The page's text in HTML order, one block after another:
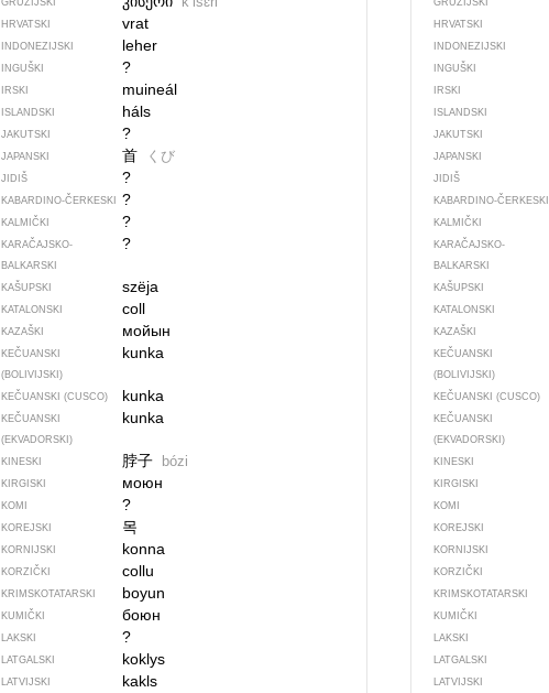
GRUZIJSKI
HRVATSKI vrat
INDONEZIJSKI leher
INGUŠKI ?
IRSKI muineál
ISLANDSKI háls
JAKUTSKI ?
JAPANSKI 首 くび
JIDIŠ ?
KABARDINO-ČERKESKI ?
KALMIČKI ?
KARAČAJSKO-
BALKARSKI
?
KAŠUPSKI szëja
KATALONSKI coll
KAZAŠKI мойын
KEČUANSKI
(BOLIVIJSKI)
kunka
KEČUANSKI (CUSCO) kunka
KEČUANSKI
(EKVADORSKI)
kunka
KINESKI 脖子 bózi
KIRGISKI моюн
KOMI ?
KOREJSKI 목
KORNIJSKI konna
KORZIČKI collu
KRIMSKOTATARSKI boyun
KUMIČKI боюн
LAKSKI ?
LATGALSKI koklys
LATVIJSKI kakls
GRUZIJSKI
HRVATSKI
INDONEZIJSKI
INGUŠKI
IRSKI
ISLANDSKI
JAKUTSKI
JAPANSKI
JIDIŠ
KABARDINO-ČERKESKI
KALMIČKI
KARAČAJSKO-
BALKARSKI
KAŠUPSKI
KATALONSKI
KAZAŠKI
KEČUANSKI
(BOLIVIJSKI)
KEČUANSKI (CUSCO)
KEČUANSKI
(EKVADORSKI)
KINESKI
KIRGISKI
KOMI
KOREJSKI
KORNIJSKI
KORZIČKI
KRIMSKOTATARSKI
KUMIČKI
LAKSKI
LATGALSKI
LATVIJSKI